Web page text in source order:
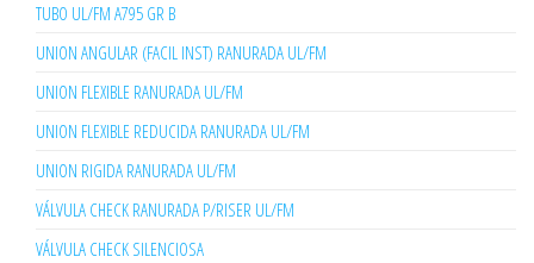
TUBO UL/FM A795 GR B
UNION ANGULAR (FACIL INST) RANURADA UL/FM
UNION FLEXIBLE RANURADA UL/FM
UNION FLEXIBLE REDUCIDA RANURADA UL/FM
UNION RIGIDA RANURADA UL/FM
VÁLVULA CHECK RANURADA P/RISER UL/FM
VÁLVULA CHECK SILENCIOSA